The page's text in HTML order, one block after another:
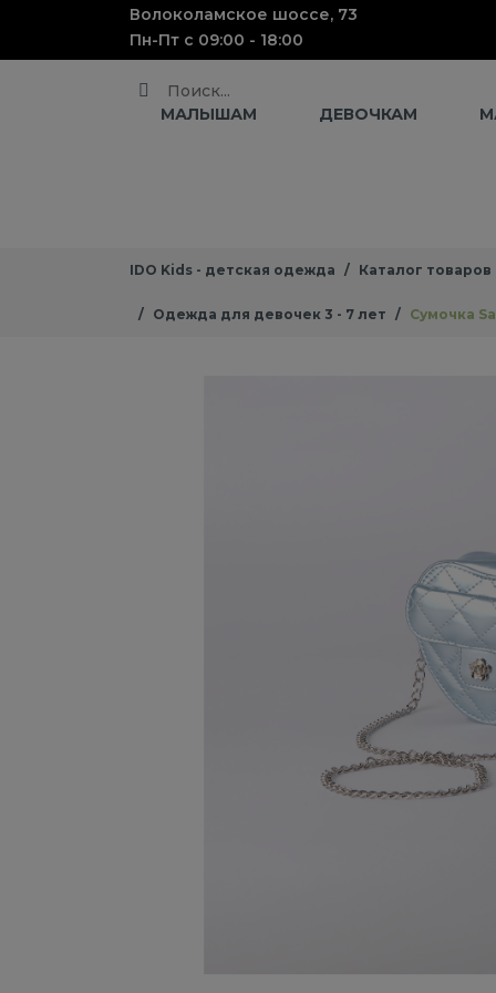
Волоколамское шоссе, 73
Пн-Пт с 09:00 - 18:00
Поиск
МАЛЫШАМ
ДЕВОЧКАМ
IDO Kids - детская одежда Каталог товаров
Одежда для девочек 3 - 7 лет Сумочка